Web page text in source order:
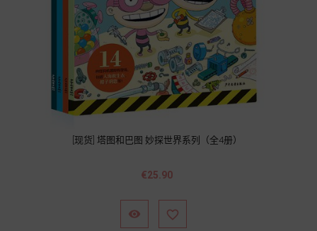
[现货] 塔图和巴图 妙探世界系列（全4册）
Price
€25.90
 